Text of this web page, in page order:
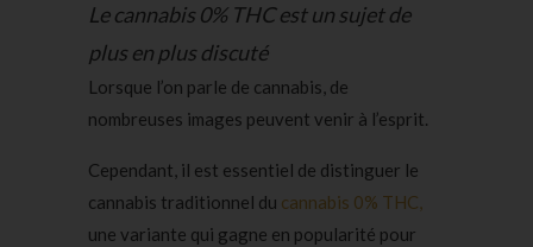
Le cannabis 0% THC est un sujet de
plus en plus discuté
Lorsque l’on parle de cannabis, de
nombreuses images peuvent venir à l’esprit.
Cependant, il est essentiel de distinguer le
cannabis traditionnel du cannabis 0% THC,
une variante qui gagne en popularité pour